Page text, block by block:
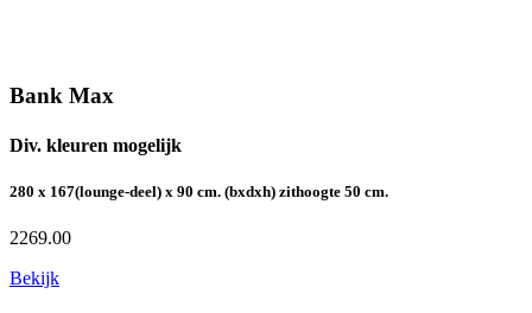
Bank Max
Div. kleuren mogelijk
280 x 167(lounge-deel) x 90 cm. (bxdxh) zithoogte 50 cm.
2269.00
Bekijk